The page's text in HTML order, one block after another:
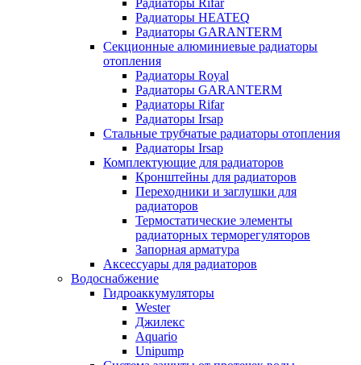
Радиаторы Rifar
Радиаторы HEATEQ
Радиаторы GARANTERM
Секционные алюминиевые радиаторы
отопления
Радиаторы Royal
Радиаторы GARANTERM
Радиаторы Rifar
Радиаторы Irsap
Стальные трубчатые радиаторы отопления
Радиаторы Irsap
Комплектующие для радиаторов
Кронштейны для радиаторов
Переходники и заглушки для
радиаторов
Термостатические элементы
радиаторных терморегуляторов
Запорная арматура
Аксессуары для радиаторов
Водоснабжение
Гидроаккумуляторы
Wester
Джилекс
Aquario
Unipump